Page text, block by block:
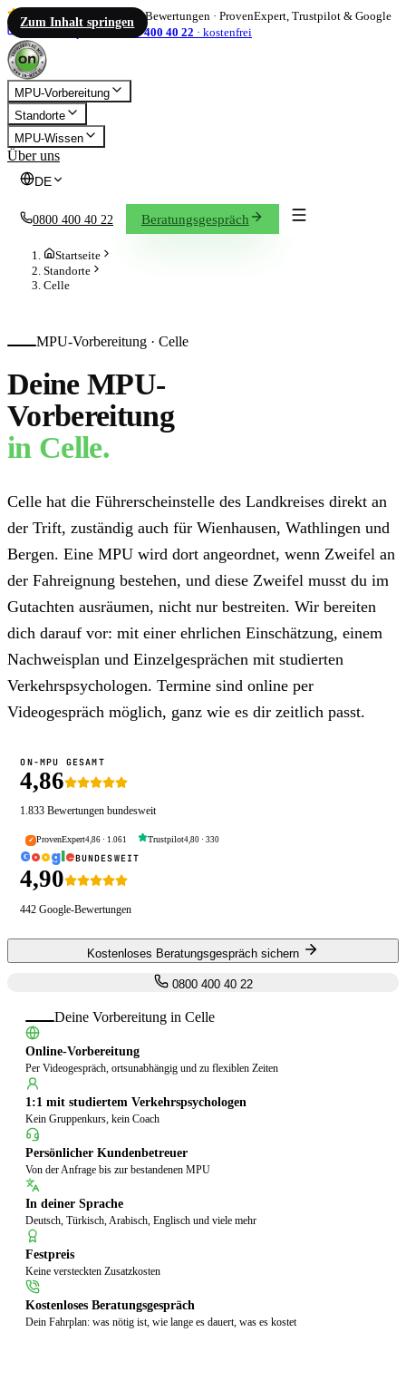
Zum Inhalt springen
4,86 / 5 1.833 Bewertungen · ProvenExpert, Trustpilot & Google
info@on-mpu.de
0800 400 40 22 · kostenfrei
MPU-Vorbereitung
Standorte
MPU-Wissen
Über uns
DE
0800 400 40 22 Beratungsgespräch
Startseite
Standorte
Celle
MPU-Vorbereitung · Celle
Deine MPU-
Vorbereitung
in Celle.
Celle hat die Führerscheinstelle des Landkreises direkt an
der Trift, zuständig auch für Wienhausen, Wathlingen und
Bergen. Eine MPU wird dort angeordnet, wenn Zweifel an
der Fahreignung bestehen, und diese Zweifel musst du im
Gutachten ausräumen, nicht nur bestreiten. Wir bereiten
dich darauf vor: mit einer ehrlichen Einschätzung, einem
Nachweisplan und Einzelgesprächen mit studierten
Verkehrspsychologen. Termine sind online per
Videogespräch möglich, ganz wie es dir zeitlich passt.
ON-MPU GESAMT
4,86
1.833 Bewertungen bundesweit
✓ ProvenExpert4,86 · 1.061 Trustpilot4,80· 330
GoogleBUNDESWEIT
4,90
442 Google-Bewertungen
Kostenloses Beratungsgespräch sichern
0800 400 40 22
Deine Vorbereitung in Celle
Online-Vorbereitung
Per Videogespräch, ortsunabhängig und zu flexiblen Zeiten
1:1 mit studiertem Verkehrspsychologen
Kein Gruppenkurs, kein Coach
Persönlicher Kundenbetreuer
Von der Anfrage bis zur bestandenen MPU
In deiner Sprache
Deutsch, Türkisch, Arabisch, Englisch und viele mehr
Festpreis
Keine versteckten Zusatzkosten
Kostenloses Beratungsgespräch
Dein Fahrplan: was nötig ist, wie lange es dauert, was es kostet